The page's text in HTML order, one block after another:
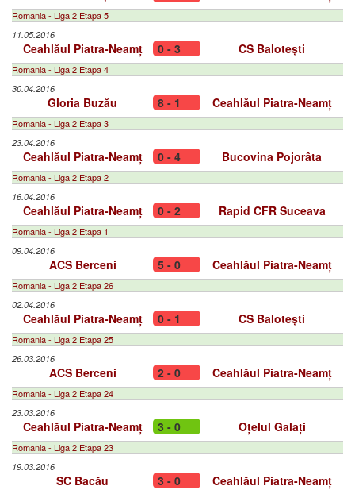
Romania - Liga 2 Etapa 5
11.05.2016
Ceahlăul Piatra-Neamț 0 - 3 CS Balotești
Romania - Liga 2 Etapa 4
30.04.2016
Gloria Buzău 8 - 1 Ceahlăul Piatra-Neamț
Romania - Liga 2 Etapa 3
23.04.2016
Ceahlăul Piatra-Neamț 0 - 4 Bucovina Pojorâta
Romania - Liga 2 Etapa 2
16.04.2016
Ceahlăul Piatra-Neamț 0 - 2 Rapid CFR Suceava
Romania - Liga 2 Etapa 1
09.04.2016
ACS Berceni 5 - 0 Ceahlăul Piatra-Neamț
Romania - Liga 2 Etapa 26
02.04.2016
Ceahlăul Piatra-Neamț 0 - 1 CS Balotești
Romania - Liga 2 Etapa 25
26.03.2016
ACS Berceni 2 - 0 Ceahlăul Piatra-Neamț
Romania - Liga 2 Etapa 24
23.03.2016
Ceahlăul Piatra-Neamț 3 - 0 Oțelul Galați
Romania - Liga 2 Etapa 23
19.03.2016
SC Bacău 3 - 0 Ceahlăul Piatra-Neamț